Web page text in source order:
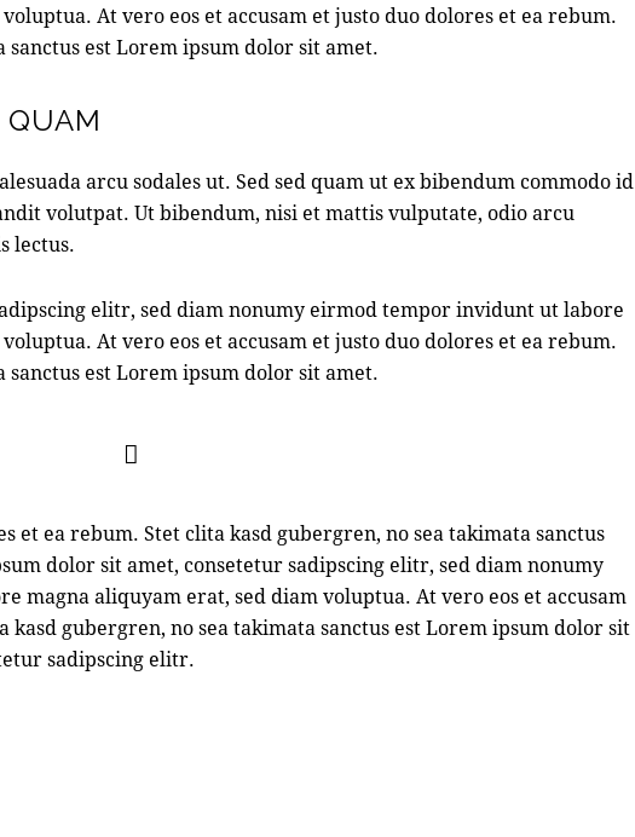
At vero eos et accusam et justo duo dolores et ea rebum.
est Lorem ipsum dolor sit amet.
arcu sodales ut. Sed sed quam ut ex bibendum commodo id
volutpat. Ut bibendum, nisi et mattis vulputate, odio arcu
lectus.
elitr, sed diam nonumy eirmod tempor invidunt ut labore
At vero eos et accusam et justo duo dolores et ea rebum.
est Lorem ipsum dolor sit amet.
et ea rebum. Stet clita kasd gubergren, no sea takimata sanctus
dolor sit amet, consetetur sadipscing elitr, sed diam nonumy
magna aliquyam erat, sed diam voluptua. At vero eos et accusam
kasd gubergren, no sea takimata sanctus est Lorem ipsum dolor sit
sadipscing elitr.